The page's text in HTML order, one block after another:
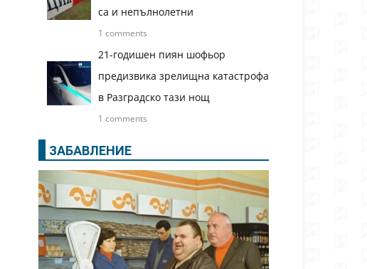
са и непълнолетни
1 comments
21-годишен пиян шофьор
предизвика зрелищна катастрофа
в Разградско тази нощ
1 comments
ЗАБАВЛЕНИЕ